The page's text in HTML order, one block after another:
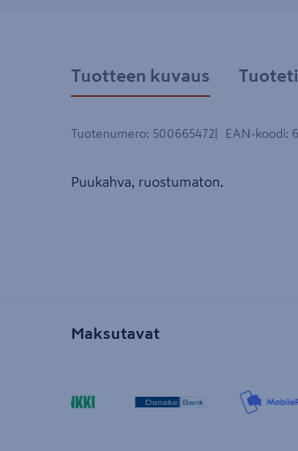
Tuotteen kuvaus
Tuotenumero: 500665472 EAN-koodi:
Puukahva, ruostumaton.
Maksutavat